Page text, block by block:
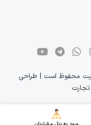
محفوظ است | طراحی